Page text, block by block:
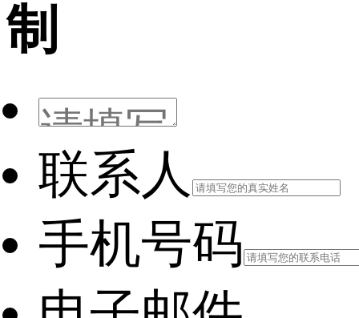
制
联系人
手机号码